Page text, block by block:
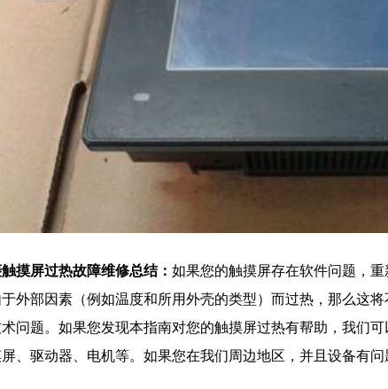
触摸屏过热故障维修总结： 如果您的触摸屏存在软件问题，
外部因素（例如温度和所用外壳的类型）而过热，那么这
问题。如果您发现本指南对您的触摸屏过热有帮助，我们
、驱动器、电机等。如果您在我们周边地区，并且设备有